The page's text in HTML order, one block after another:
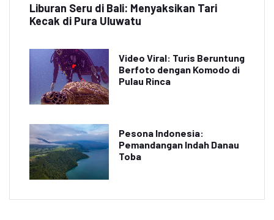
Liburan Seru di Bali: Menyaksikan Tari
Kecak di Pura Uluwatu
Video Viral: Turis Beruntung
Berfoto dengan Komodo di
Pulau Rinca
Pesona Indonesia:
Pemandangan Indah Danau
Toba